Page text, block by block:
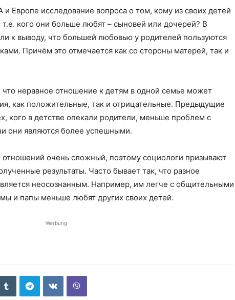
Европе исследование вопроса о том, кому из своих детей
кого они больше любят – сыновей или дочерей? В
к выводу, что большей любовью у родителей пользуются
Причём это отмечается как со стороны матерей, так и
неравное отношение к детям в одной семье может
как положительные, так и отрицательные. Предыдущие
кого в детстве опекали родители, меньше проблем с
они являются более успешными.
очень сложный, поэтому социологи призывают
результаты. Часто бывает так, что разное
неосознанным. Например, им легче с общительными
и папы меньше любят других своих детей.
Werbung